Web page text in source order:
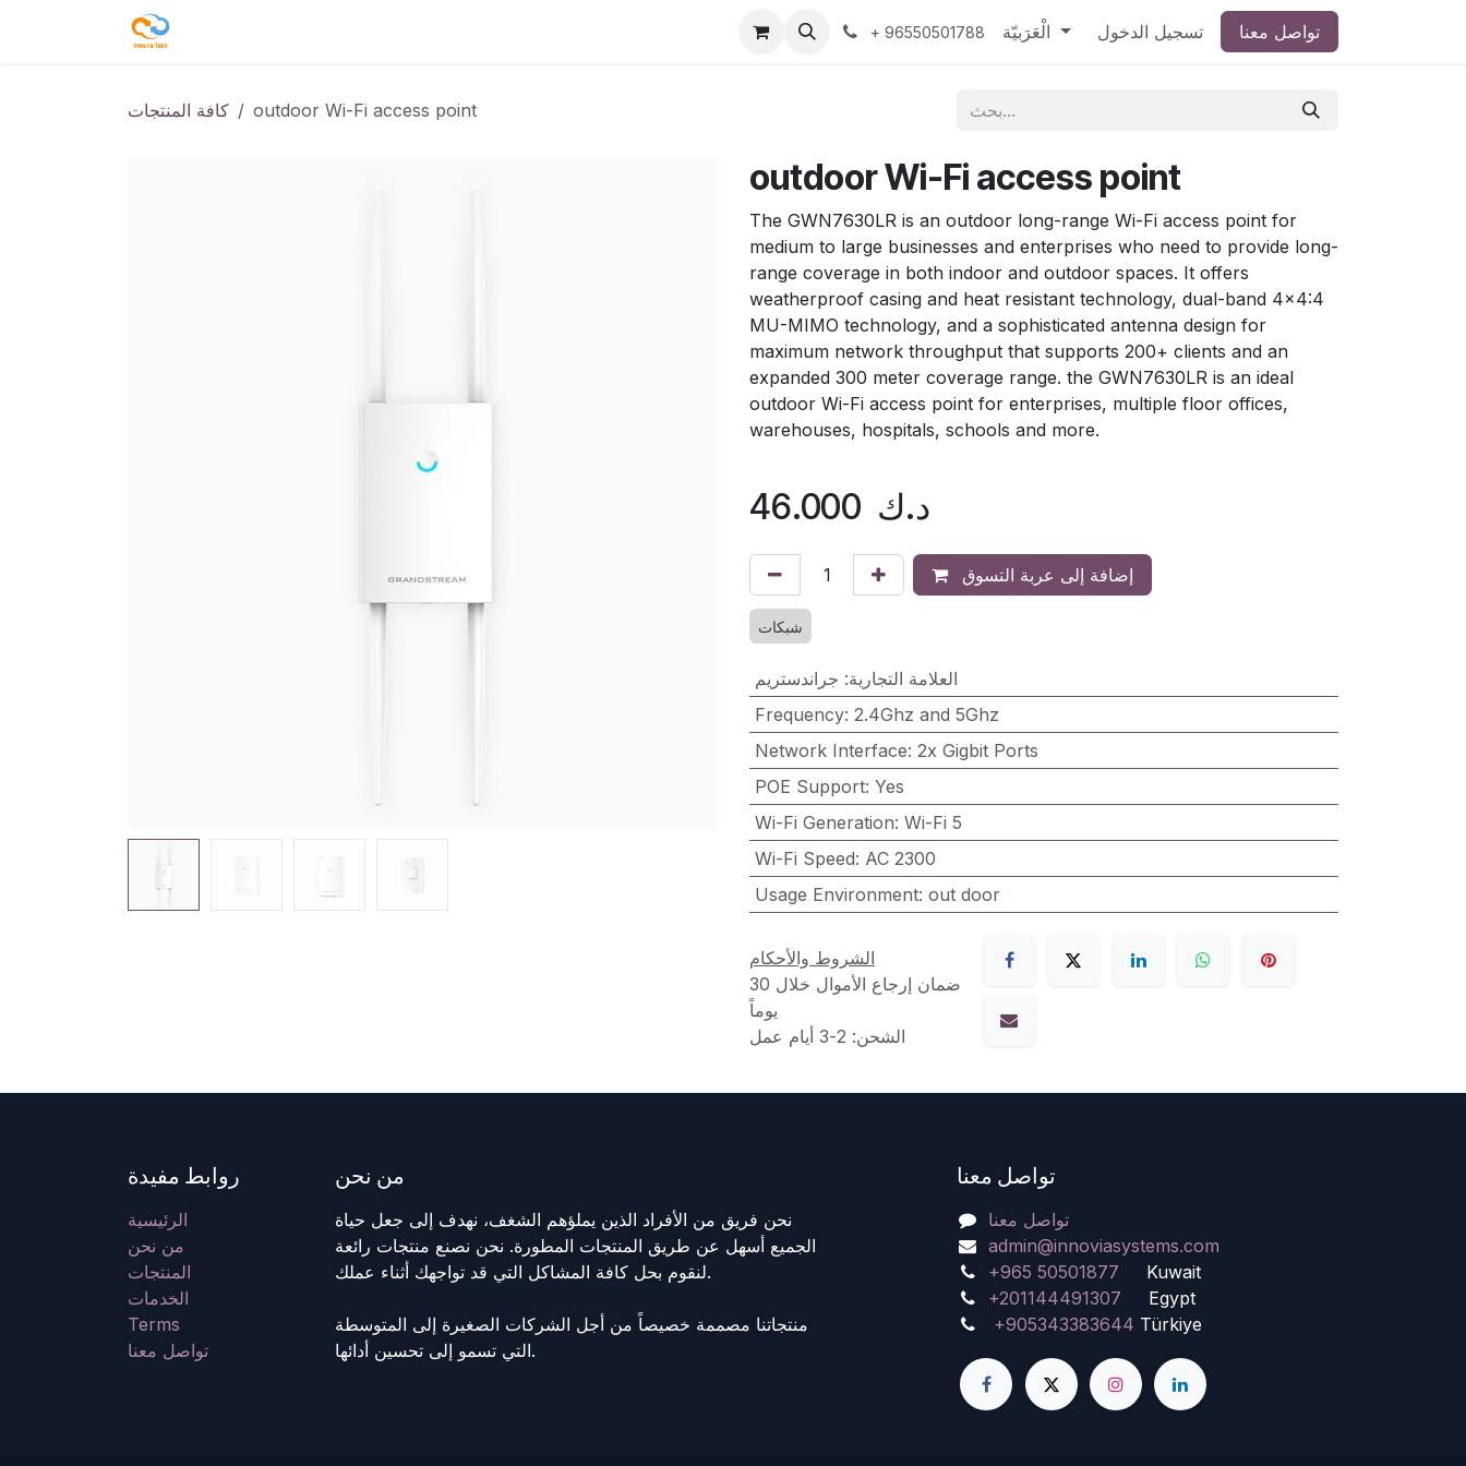
تخطي للذهاب إلى المحتوى
+ 96550501788 الْعَرَبيّة تسجيل الدخول تواصل معنا
كافة المنتجات outdoor Wi-Fi access point
outdoor Wi-Fi access point
The GWN7630LR is an outdoor long-range Wi-Fi access point for
medium to large businesses and enterprises who need to provide long-
range coverage in both indoor and outdoor spaces. It offers
weatherproof casing and heat resistant technology, dual-band 4×4:4
MU-MIMO technology, and a sophisticated antenna design for
maximum network throughput that supports 200+ clients and an
expanded 300 meter coverage range. the GWN7630LR is an ideal
outdoor Wi-Fi access point for enterprises, multiple floor offices,
warehouses, hospitals, schools and more.
46.000 د.ك
إضافة إلى عربة التسوق
شبكات
العلامة التجارية: جراندستريم
Frequency: 2.4Ghz and 5Ghz
Network Interface: 2x Gigbit Ports
POE Support: Yes
Wi-Fi Generation: Wi-Fi 5
Wi-Fi Speed: AC 2300
Usage Environment: out door
الشروط والأحكام
ضمان إرجاع الأموال خلال 30
يوماً
الشحن: 2-3 أيام عمل
روابط مفيدة
الرئيسية
من نحن
المنتجات
الخدمات
Terms
تواصل معنا
من نحن
نحن فريق من الأفراد الذين يملؤهم الشغف، نهدف إلى جعل حياة
الجميع أسهل عن طريق المنتجات المطورة. نحن نصنع منتجات رائعة
لنقوم بحل كافة المشاكل التي قد تواجهك أثناء عملك.
منتجاتنا مصممة خصيصاً من أجل الشركات الصغيرة إلى المتوسطة
التي تسمو إلى تحسين أدائها.
تواصل معنا
تواصل معنا
admin@innoviasystems.com
+965 50501877 Kuwait
+201144491307 Egypt
+905343383644 Türkiye